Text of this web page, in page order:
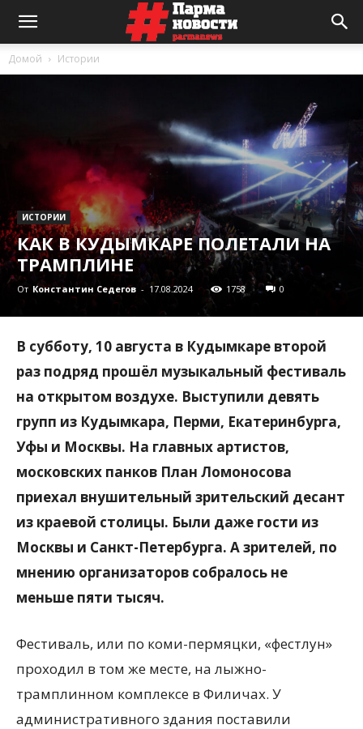
Домой Истории
ИСТОРИИ
КАК В КУДЫМКАРЕ ПОЛЕТАЛИ НА
ТРАМПЛИНЕ
От Константин Седегов - 17.08.2024 1758 0
В субботу, 10 августа в Кудымкаре второй
раз подряд прошёл музыкальный фестиваль
на открытом воздухе. Выступили девять
групп из Кудымкара, Перми, Екатеринбурга,
Уфы и Москвы. На главных артистов,
московских панков План Ломоносова
приехал внушительный зрительский десант
из краевой столицы. Были даже гости из
Москвы и Санкт-Петербурга. А зрителей, по
мнению организаторов собралось не
меньше пяти тысяч.
Фестиваль, или по коми-пермяцки, «фестлун»
проходил в том же месте, на лыжно-
трамплинном комплексе в Филичах. У
административного здания поставили